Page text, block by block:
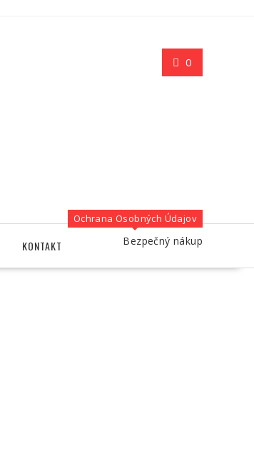
0
KONTAKT
Ochrana Osobných Údajov
Bezpečný nákup